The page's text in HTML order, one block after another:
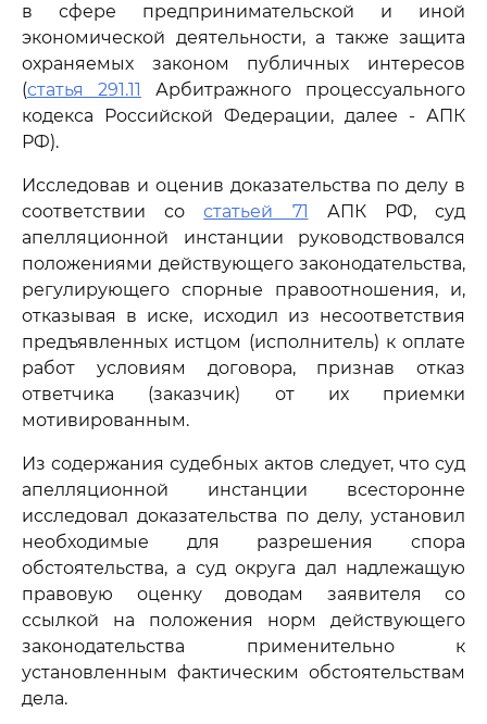
в сфере предпринимательской и иной
экономической деятельности, а также защита
охраняемых законом публичных интересов
(статья 291.11
Арбитражного процессуального
кодекса Российской Федерации, далее - АПК
РФ).
Исследовав и оценив доказательства по делу в
соответствии состатьей 71 АПК РФ, суд
апелляционной инстанции руководствовался
положениями действующего законодательства,
регулирующего спорные правоотношения, и,
отказывая в иске, исходил из несоответствия
предъявленных истцом (исполнитель) к оплате
работ условиям договора, признав отказ
ответчика (заказчик) от их приемки
мотивированным.
Из содержания судебных актов следует, что суд
апелляционной инстанции всесторонне
исследовал доказательства по делу, установил
необходимые для разрешения спора
обстоятельства, а суд округа дал надлежащую
правовую оценку доводам заявителя со
ссылкой на положения норм действующего
законодательства применительно к
установленным фактическим обстоятельствам
дела.